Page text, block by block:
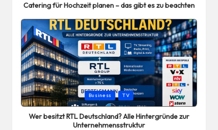
Catering für Hochzeit planen – das gibt es zu beachten
Posted
in
Business TV
Wer besitzt RTL Deutschland? Alle Hintergründe zur
Unternehmensstruktur